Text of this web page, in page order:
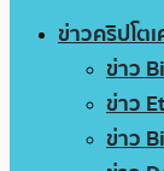
ข่าวคริปโต
ข่าว
ข่าว
ข่าว